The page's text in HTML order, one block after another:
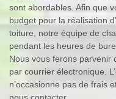
sont abordables. Afin que
budget pour la réalisation
toiture, notre équipe de
pendant les heures de
Nous vous ferons parvenir
par courrier électronique.
n’occasionne pas de frais